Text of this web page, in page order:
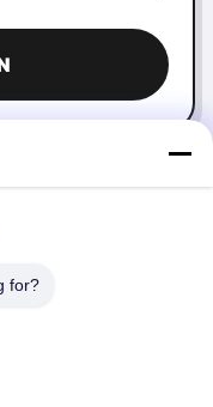
for?